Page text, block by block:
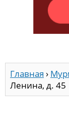
Главная ›
Ленина, д. 45